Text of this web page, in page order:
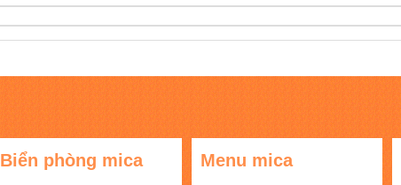
Biển phòng mica Menu mica